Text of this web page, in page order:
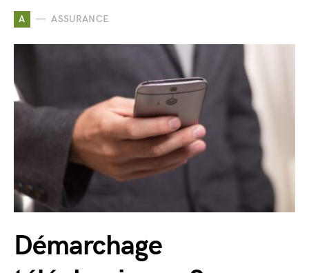
A ASSURANCE
Démarchage